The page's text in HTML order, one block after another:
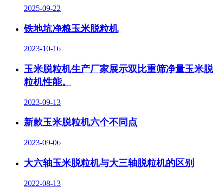
2025-09-22
铁地坑净粮玉米脱粒机
2023-10-16
玉米脱粒机生产厂家展示双比重筛净量玉米脱
粒机性能。
2023-09-13
新款玉米脱粒机六个不同点
2023-09-06
大六轴玉米脱粒机与大三轴脱粒机的区别
2022-08-13